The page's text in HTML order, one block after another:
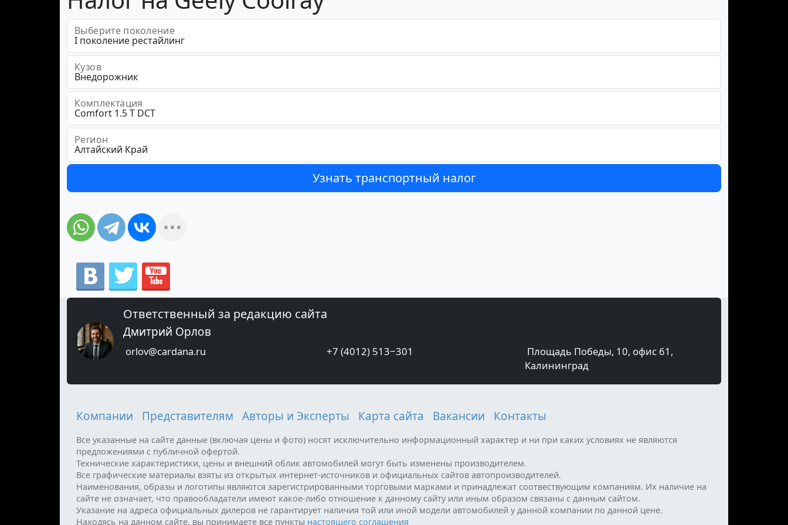
Выберите поколение
Кузов
Комплектация
Регион
Ответственный за редакцию сайта
Дмитрий Орлов
orlov@cardana.ru +7 (4012) 513‒301
Площадь Победы, 10, офис 61,
Калининград
Компании Представителям Авторы и Эксперты Карта сайта Вакансии Контакты
Все указанные на сайте данные (включая цены и фото) носят исключительно информационный характер и ни при каких условиях не являются
предложениями с публичной офертой.
Технические характеристики, цены и внешний облик автомобилей могут быть изменены производителем.
Все графические материалы взяты из открытых интернет-источников и официальных сайтов автопроизводителей.
Наименования, образы и логотипы являются зарегистрированными торговыми марками и принадлежат соотвествующим компаниям. Их наличие на
сайте не означает, что правообладатели имеют какое-либо отношение к данному сайту или иным образом связаны с данным сайтом.
Указание на адреса официальных дилеров не гарантирует наличия той или иной модели автомобилей у данной компании по данной цене.
Находясь на данном сайте, вы принимаете все пункты настоящего соглашения